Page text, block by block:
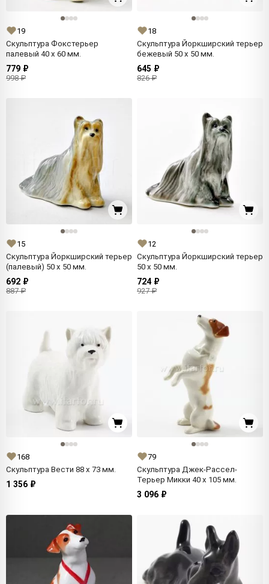
19
Скульптура Фокстерьер
палевый 40 x 60 мм.
779 ₽
998 ₽
18
Скульптура Йоркширский терьер
бежевый 50 x 50 мм.
645 ₽
826 ₽
15
Скульптура Йоркширский терьер
(палевый) 50 x 50 мм.
692 ₽
887 ₽
12
Скульптура Йоркширский терьер
50 x 50 мм.
724 ₽
927 ₽
168
Скульптура Вести 88 x 73 мм.
1 356 ₽
79
Скульптура Джек-Рассел-
Терьер Микки 40 x 105 мм.
3 096 ₽